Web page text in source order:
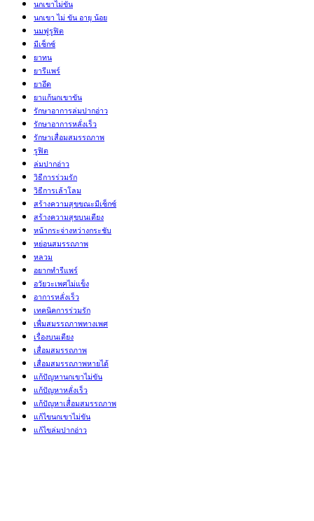
นกเขาไม่ขัน
นกเขา ไม่ ขัน อายุ น้อย
นมฟูรูฟิต
มีเซ็กซ์
ยาทน
ยารีแพร์
ยาอึด
ยาแก้นกเขาขัน
รักษาอาการล่มปากอ่าว
รักษาอาการหลั่งเร็ว
รักษาเสื่อมสมรรถภาพ
รูฟิต
ล่มปากอ่าว
วิธีการร่วมรัก
วิธีการเล้าโลม
สร้างความสุขขณะมีเซ็กซ์
สร้างความสุขบนเตียง
หน้ากระจ่างหว่างกระชับ
หย่อนสมรรถภาพ
หลวม
อยากทำรีแพร์
อวัยวะเพศไม่แข็ง
อาการหลั่งเร็ว
เทคนิคการร่วมรัก
เพื่มสมรรถภาพทางเพศ
เรื่องบนเตียง
เสื่อมสมรรถภาพ
เสื่อมสมรรถภาพหายได้
แก้ปัญหานกเขาไม่ขัน
แก้ปัญหาหลั่งเร็ว
แก้ปัญหาเสื่่อมสมรรถภาพ
แก้ไขนกเขาไม่ขัน
แก้ไขล่มปากอ่าว